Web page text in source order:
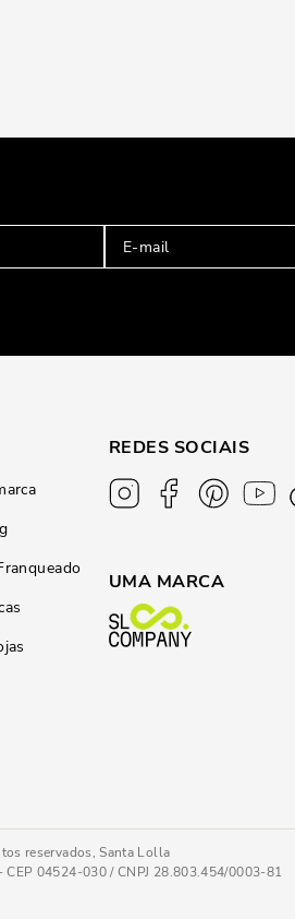
REDES SOCIAIS
UMA MARCA
reservados, Santa Lolla
CEP 04524-030 / CNPJ 28.803.454/0003-81